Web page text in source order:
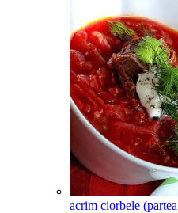
acrim ciorbele